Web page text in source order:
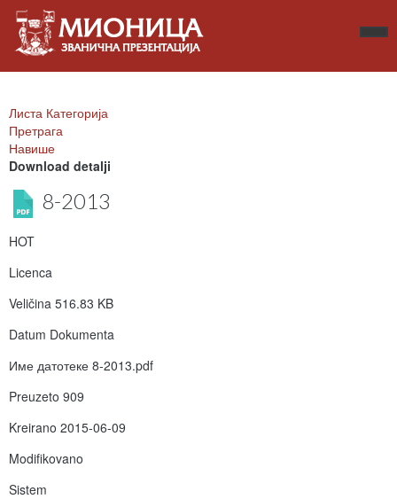
Листа Категорија
Претрага
Навише
Download detalji
8-2013
HOT
Licenca
Veličina 516.83 KB
Datum Dokumenta
Име датотеке 8-2013.pdf
Preuzeto 909
Kreirano 2015-06-09
Modifikovano
Sistem